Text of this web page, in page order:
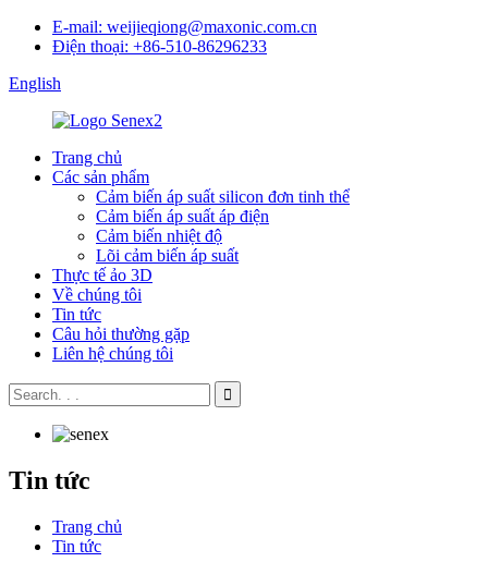
E-mail: weijieqiong@maxonic.com.cn
Điện thoại: +86-510-86296233
English
Trang chủ
Các sản phẩm
Cảm biến áp suất silicon đơn tinh thể
Cảm biến áp suất áp điện
Cảm biến nhiệt độ
Lõi cảm biến áp suất
Thực tế ảo 3D
Về chúng tôi
Tin tức
Câu hỏi thường gặp
Liên hệ chúng tôi
Tin tức
Trang chủ
Tin tức